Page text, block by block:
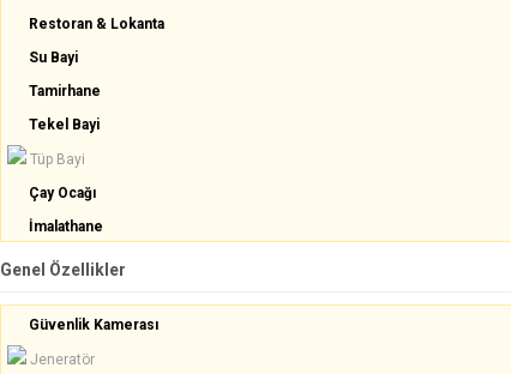
Restoran & Lokanta
Su Bayi
Tamirhane
Tekel Bayi
Tüp Bayi
Çay Ocağı
İmalathane
Genel Özellikler
Güvenlik Kamerası
Jeneratör